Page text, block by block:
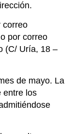
correo
o por correo
(C/ Uría, 18 –
de mayo. La
entre los